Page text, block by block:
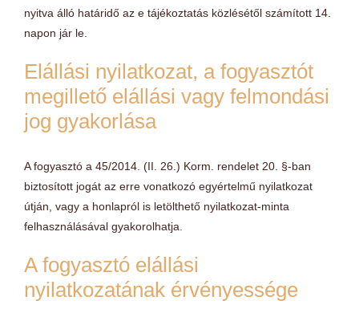
nyitva álló határidő az e tájékoztatás közlésétől számított 14.
napon jár le.
Elállási nyilatkozat, a fogyasztót
megillető elállási vagy felmondási
jog gyakorlása
A fogyasztó a 45/2014. (II. 26.) Korm. rendelet 20. §-ban
biztosított jogát az erre vonatkozó egyértelmű nyilatkozat
útján, vagy a honlapról is letölthető nyilatkozat-minta
felhasználásával gyakorolhatja.
A fogyasztó elállási
nyilatkozatának érvényessége